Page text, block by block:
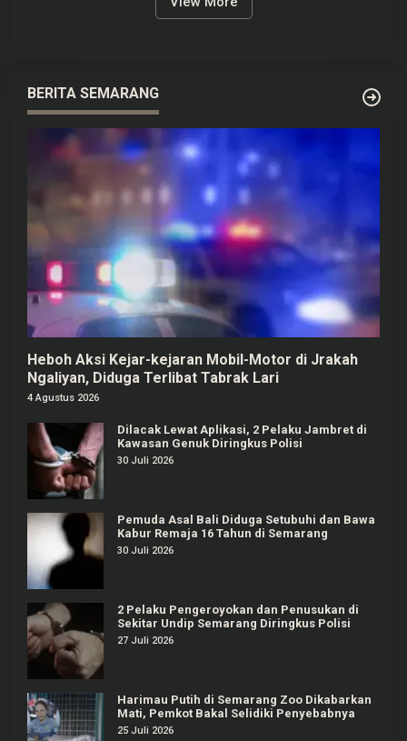
BERITA SEMARANG
Heboh Aksi Kejar-kejaran Mobil-Motor di Jrakah
Ngaliyan, Diduga Terlibat Tabrak Lari
4 Agustus 2026
Dilacak Lewat Aplikasi, 2 Pelaku Jambret di
Kawasan Genuk Diringkus Polisi
30 Juli 2026
Pemuda Asal Bali Diduga Setubuhi dan Bawa
Kabur Remaja 16 Tahun di Semarang
30 Juli 2026
2 Pelaku Pengeroyokan dan Penusukan di
Sekitar Undip Semarang Diringkus Polisi
27 Juli 2026
Harimau Putih di Semarang Zoo Dikabarkan
Mati, Pemkot Bakal Selidiki Penyebabnya
25 Juli 2026